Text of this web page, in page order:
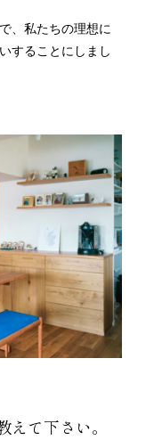
、私たちの理想に
することにしまし
て下さい。